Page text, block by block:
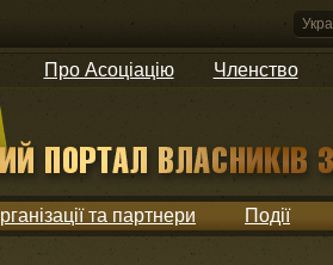
Про Асоціацію Членство
та партнери Події